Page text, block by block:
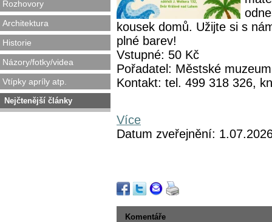
Rozhovory
Architektura
Historie
Názory/fotky/videa
Vtípky apríly atp.
Nejčtenější články
kousek domů. Užijte si s
plné barev!
Vstupné: 50 Kč
Pořadatel: Městské
Kontakt: tel. 499 318 326,
Více
Datum zveřejnění:
Komentáře